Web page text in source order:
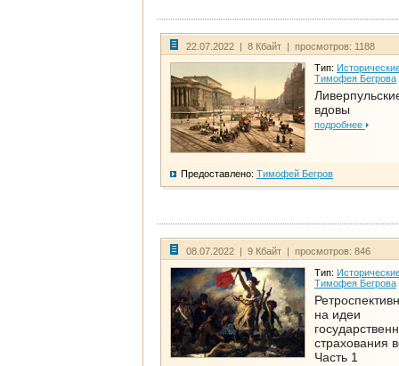
22.07.2022 | 8 Кбайт | просмотров: 1188
Тип:
Тимофея Бегрова
вдовы
подробнее
Предоставлено: Тимофей Бегров
08.07.2022 | 9 Кбайт | просмотров: 846
Тип:
Тимофея Бегрова
на идеи
страхования
Часть 1